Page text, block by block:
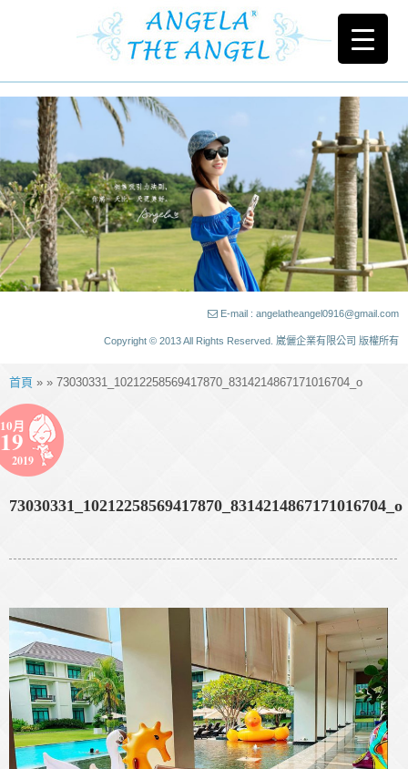
E-mail : angelatheangel0916@gmail.com
Copyright © 2013 All Rights Reserved. 崴儷企業有限公司 版權所有
首頁 » » 73030331_10212258569417870_8314214867171016704_o
10月
19
2019
73030331_10212258569417870_8314214867171016704_o